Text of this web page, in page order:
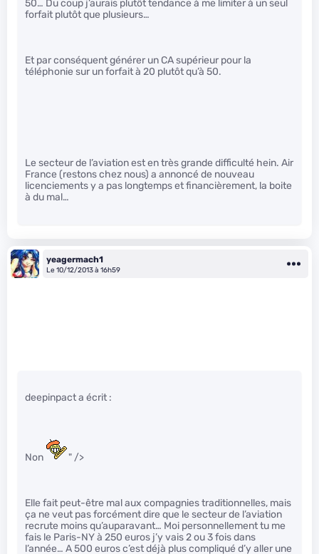
50… Du coup j’aurais plutôt tendance à me limiter à un seul
forfait plutôt que plusieurs…
Et par conséquent générer un CA supérieur pour la
téléphonie sur un forfait à 20 plutôt qu’à 50.
Le secteur de l’aviation est en très grande difficulté hein. Air
France (restons chez nous) a annoncé de nouveau
licenciements y a pas longtemps et financièrement, la boite
à du mal…
yeagermach1
Le 10/12/2013 à 16h59
deepinpact a écrit :
Non " />
Elle fait peut-être mal aux compagnies traditionnelles, mais
ça ne veut pas forcément dire que le secteur de l’aviation
recrute moins qu’auparavant… Moi personnellement tu me
fais le Paris-NY à 250 euros j’y vais 2 ou 3 fois dans
l’année… A 500 euros c’est déjà plus compliqué d’y aller une